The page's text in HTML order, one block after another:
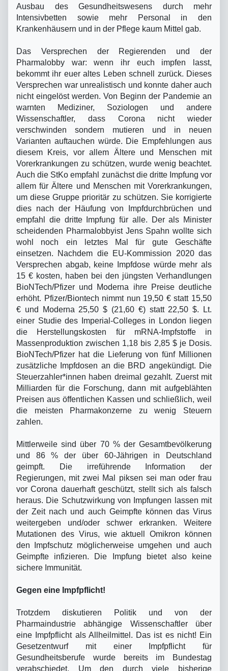
Ausbau des Gesundheitswesens durch mehr
Intensivbetten sowie mehr Personal in den
Krankenhäusern und in der Pflege kaum Mittel gab.
Das Versprechen der Regierenden und der
Pharmalobby war: wenn ihr euch impfen lasst,
bekommt ihr euer altes Leben schnell zurück. Dieses
Versprechen war unrealistisch und konnte daher auch
nicht eingelöst werden. Von Beginn der Pandemie an
warnten Mediziner, Soziologen und andere
Wissenschaftler, dass Corona nicht wieder
verschwinden sondern mutieren und in neuen
Varianten auftauchen würde. Die Empfehlungen aus
diesem Kreis, vor allem Ältere und Menschen mit
Vorerkrankungen zu schützen, wurde wenig beachtet.
Auch die StKo empfahl zunächst die dritte Impfung vor
allem für Ältere und Menschen mit Vorerkrankungen,
um diese Gruppe prioritär zu schützen. Sie korrigierte
dies nach der Häufung von Impfdurchbrüchen und
empfahl die dritte Impfung für alle. Der als Minister
scheidenden Pharmalobbyist Jens Spahn wollte sich
wohl noch ein letztes Mal für gute Geschäfte
einsetzen. Nachdem die EU-Kommission 2020 das
Versprechen abgab, keine Impfdose würde mehr als
15 € kosten, haben bei den jüngsten Verhandlungen
BioNTech/Pfizer und Moderna ihre Preise deutliche
erhöht. Pfizer/Biontech nimmt nun 19,50 € statt 15,50
€ und Moderna 25,50 $ (21,60 €) statt 22,50 $. Lt.
einer Studie des Imperial-Colleges in London liegen
die Herstellungskosten für mRNA-Impfstoffe in
Massenproduktion zwischen 1,18 bis 2,85 $ je Dosis.
BioNTech/Pfizer hat die Lieferung von fünf Millionen
zusätzliche Impfdosen an die BRD angekündigt. Die
Steuerzahler*innen haben dreimal gezahlt. Zuerst mit
Milliarden für die Forschung, dann mit aufgeblähten
Preisen aus öffentlichen Kassen und schließlich, weil
die meisten Pharmakonzerne zu wenig Steuern
zahlen.
Mittlerweile sind über 70 % der Gesamtbevölkerung
und 86 % der über 60-Jährigen in Deutschland
geimpft. Die irreführende Information der
Regierungen, mit zwei Mal piksen sei man oder frau
vor Corona dauerhaft geschützt, stellt sich als falsch
heraus. Die Schutzwirkung von Impfungen lassen mit
der Zeit nach und auch Geimpfte können das Virus
weitergeben und/oder schwer erkranken. Weitere
Mutationen des Virus, wie aktuell Omikron können
den Impfschutz möglicherweise umgehen und auch
Geimpfte infizieren. Die Impfung bietet also keine
sichere Immunität.
Gegen eine Impfpflicht!
Trotzdem diskutieren Politik und von der
Pharmaindustrie abhängige Wissenschaftler über
eine Impfpflicht als Allheilmittel. Das ist es nicht! Ein
Gesetzentwurf mit einer Impfpflicht für
Gesundheitsberufe wurde bereits im Bundestag
verabschiedet. Um den durch viele bisherige